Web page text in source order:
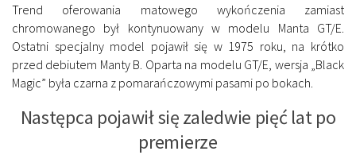
Trend oferowania matowego wykończenia zamiast
chromowanego był kontynuowany w modelu Manta GT/E.
Ostatni specjalny model pojawił się w 1975 roku, na krótko
przed debiutem Manty B. Oparta na modelu GT/E, wersja „Black
Magic” była czarna z pomarańczowymi pasami po bokach.
Następca pojawił się zaledwie pięć lat po
premierze